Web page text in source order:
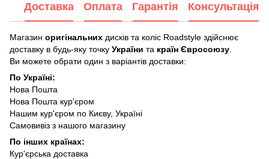
Доставка Оплата Гарантія Консультація
Магазин оригінальних дисків та коліс Roadstyle здійснює
доставку в будь-яку точку України та країн Євросоюзу
Ви можете обрати один з варіантів доставки:
По Україні:
Нова Пошта
Нова Пошта кур'єром
Нашим кур'єром по Києву, Україні
Самовивіз з нашого магазину
По інших країнах:
Кур'єрська доставка